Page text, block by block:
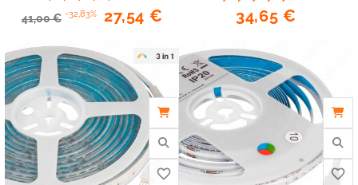
41,00 € -32,83% 27,54 € 34,65 €